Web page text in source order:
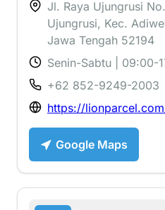
Jl. Raya Ujungrusi
Ujungrusi, Kec.
Jawa Tengah 52194
Senin-Sabtu | 09:00-
+62 852-9249-2003
https://
Google Maps